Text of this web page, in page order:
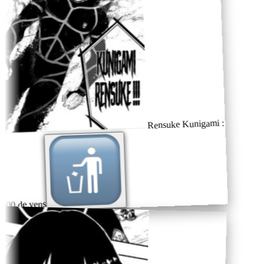
Rensuke Kunigami :
de yens